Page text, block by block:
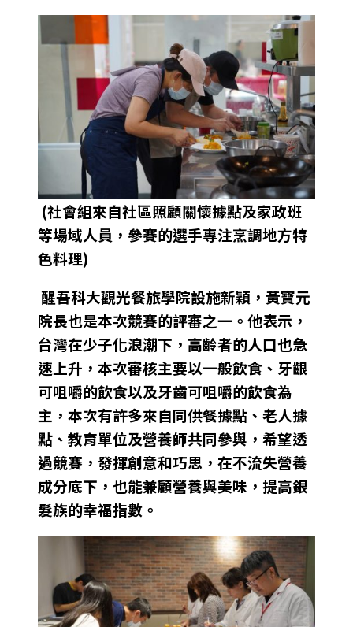
(社會組來自社區照顧關懷據點及家政班
等場域人員，參賽的選手專注烹調地方特
色料理)
醒吾科大觀光餐旅學院設施新穎，黃寶元
院長也是本次競賽的評審之一。他表示，
台灣在少子化浪潮下，高齡者的人口也急
速上升，本次審核主要以一般飲食、牙齦
可咀嚼的飲食以及牙齒可咀嚼的飲食為
主，本次有許多來自同供餐據點、老人據
點、教育單位及營養師共同參與，希望透
過競賽，發揮創意和巧思，在不流失營養
成分底下，也能兼顧營養與美味，提高銀
髮族的幸福指數。